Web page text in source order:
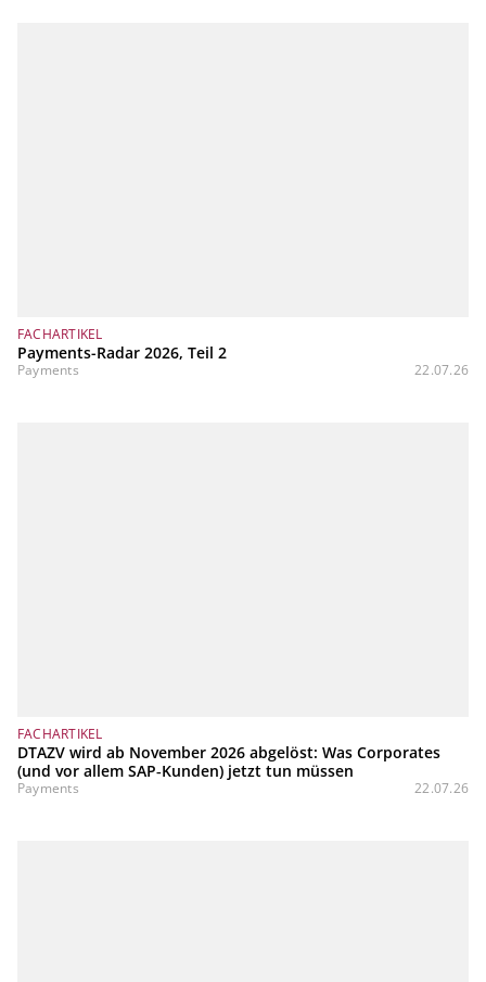
FACHARTIKEL
Payments-Radar 2026, Teil 2
Payments 22.07.26
FACHARTIKEL
DTAZV wird ab November 2026 abgelöst: Was Corporates
(und vor allem SAP‑Kunden) jetzt tun müssen
Payments 22.07.26